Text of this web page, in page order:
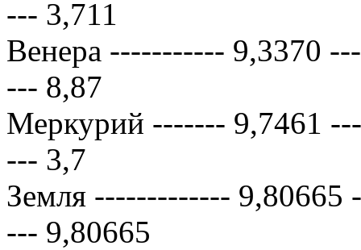
--- 3,711
Венера ----------- 9,3370
--- 8,87
Меркурий ------- 9,7461
--- 3,7
Земля -------------
--- 9,80665